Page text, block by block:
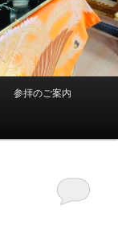
参拝のご案内